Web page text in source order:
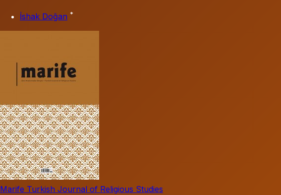
İshak Doğan *
Marife Turkish Journal of Religious Studies